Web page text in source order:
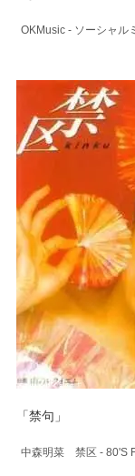
OKMusic - ソーシャル
「禁句」
中森明菜 禁区 - 80'S